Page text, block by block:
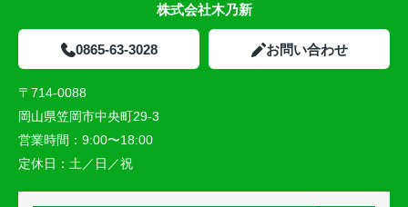
株式会社木乃新
0865-63-3028 お問い合わせ
〒714-0088
岡山県笠岡市中央町29-3
営業時間： 9:00〜18:00
定休日： 土／日／祝